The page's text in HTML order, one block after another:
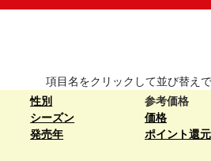
項目名をクリックして並び替えで
性別
シーズン
発売年
参考価格
価格
ポイント還元